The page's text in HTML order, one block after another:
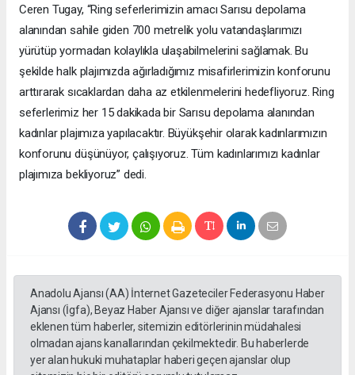
Ceren Tugay, “Ring seferlerimizin amacı Sarısu depolama
alanından sahile giden 700 metrelik yolu vatandaşlarımızı
yürütüp yormadan kolaylıkla ulaşabilmelerini sağlamak. Bu
şekilde halk plajımızda ağırladığımız misafirlerimizin konforunu
arttırarak sıcaklardan daha az etkilenmelerini hedefliyoruz. Ring
seferlerimiz her 15 dakikada bir Sarısu depolama alanından
kadınlar plajımıza yapılacaktır. Büyükşehir olarak kadınlarımızın
konforunu düşünüyor, çalışıyoruz. Tüm kadınlarımızı kadınlar
plajımıza bekliyoruz” dedi.
Anadolu Ajansı (AA) İnternet Gazeteciler Federasyonu Haber
Ajansı (İgfa), Beyaz Haber Ajansı ve diğer ajanslar tarafından
eklenen tüm haberler, sitemizin editörlerinin müdahalesi
olmadan ajans kanallarından çekilmektedir. Bu haberlerde
yer alan hukuki muhataplar haberi geçen ajanslar olup